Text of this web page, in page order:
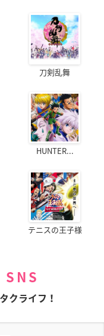
刀剣乱舞
HUNTER...
テニスの王子様
クライフ！